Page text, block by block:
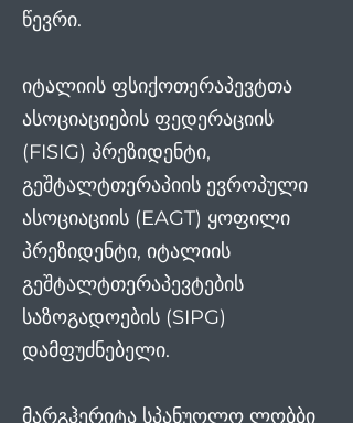
წევრი.
იტალიის ფსიქოთერაპევტთა
ასოციაციების ფედერაციის
(FISIG) პრეზიდენტი,
გეშტალტთერაპიის ევროპული
ასოციაციის (EAGT) ყოფილი
პრეზიდენტი, იტალიის
გეშტალტთერაპევტების
საზოგადოების (SIPG)
დამფუძნებელი.
მარგჰერიტა სპანუოლო ლობბი